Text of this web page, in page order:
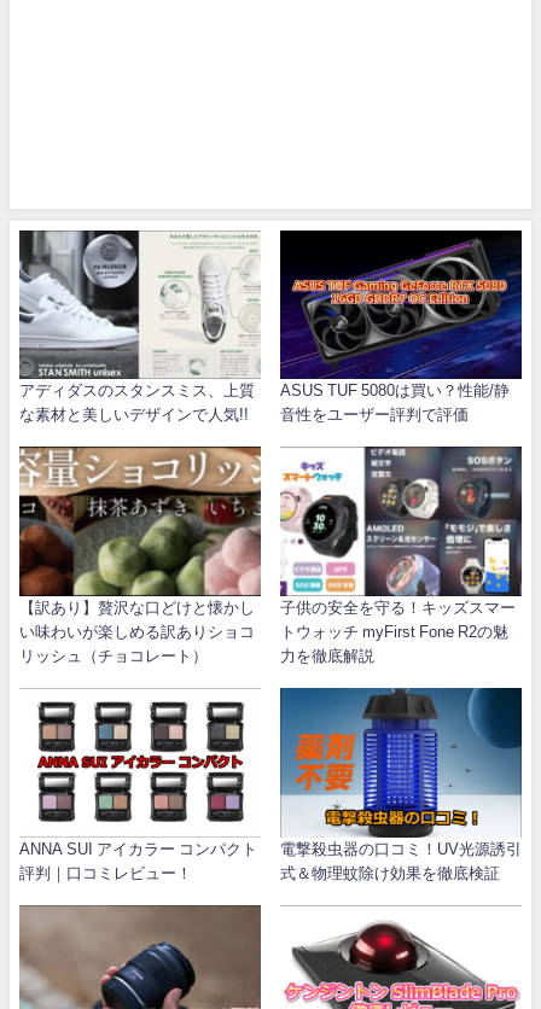
アディダスのスタンスミス、上質
な素材と美しいデザインで人気!!
ASUS TUF 5080は買い？性能/静
音性をユーザー評判で評価
【訳あり】贅沢な口どけと懐かし
い味わいが楽しめる訳ありショコ
リッシュ（チョコレート）
子供の安全を守る！キッズスマー
トウォッチ myFirst Fone R2の魅
力を徹底解説
ANNA SUI アイカラー コンパクト
評判｜口コミレビュー！
電撃殺虫器の口コミ！UV光源誘引
式＆物理蚊除け効果を徹底検証